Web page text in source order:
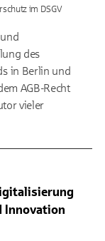
im DSGV
des
in Berlin und
AGB-Recht
vieler
Innovation